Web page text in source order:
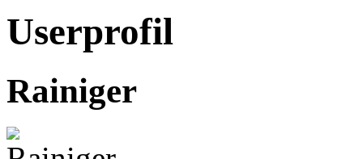
Userprofil
Rainiger